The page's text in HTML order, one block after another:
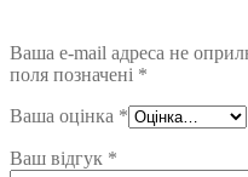
Ваша e-mail адреса не
поля позначені *
Ваша оцінка *
Ваш відгук *